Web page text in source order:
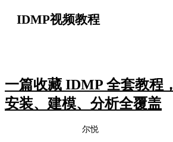
IDMP视频教程
一篇收藏 IDMP 全套教程，
安装、建模、分析全覆盖
尔悦